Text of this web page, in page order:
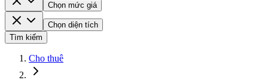
Chọn mức giá
Chọn diện tích
Tìm kiếm
Cho thuê